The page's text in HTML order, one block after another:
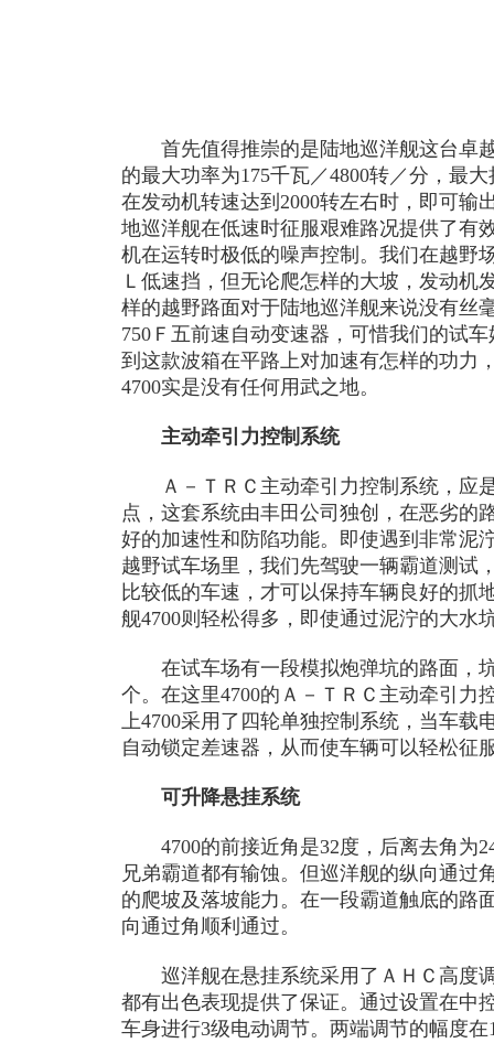
首先值得推崇的是陆地巡洋舰这台卓
的最大功率为175千瓦／4800转／分，最
在发动机转速达到2000转左右时，即可输
地巡洋舰在低速时征服艰难路况提供了有
机在运转时极低的噪声控制。我们在越野
Ｌ低速挡，但无论爬怎样的大坡，发动机
样的越野路面对于陆地巡洋舰来说没有丝
750Ｆ五前速自动变速器，可惜我们的试
到这款波箱在平路上对加速有怎样的功力
4700实是没有任何用武之地。
主动牵引力控制系统
Ａ－ＴＲＣ主动牵引力控制系统，应是
点，这套系统由丰田公司独创，在恶劣的
好的加速性和防陷功能。即使遇到非常泥
越野试车场里，我们先驾驶一辆霸道测试
比较低的车速，才可以保持车辆良好的抓
舰4700则轻松得多，即使通过泥泞的大水
在试车场有一段模拟炮弹坑的路面，
个。在这里4700的Ａ－ＴＲＣ主动牵引力
上4700采用了四轮单独控制系统，当车载
自动锁定差速器，从而使车辆可以轻松征
可升降悬挂系统
4700的前接近角是32度，后离去角为
兄弟霸道都有输蚀。但巡洋舰的纵向通过
的爬坡及落坡能力。在一段霸道触底的路
向通过角顺利通过。
巡洋舰在悬挂系统采用了ＡＨＣ高度
都有出色表现提供了保证。通过设置在中
车身进行3级电动调节。两端调节的幅度